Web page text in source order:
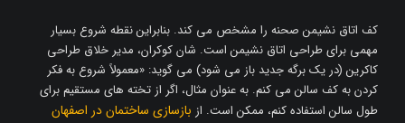
کف اتاق نشیمن صحنه را مشخص می کند. بنابراین نقطه شروع بسیار
مهمی برای طراحی اتاق نشیمن است. شان کوکران، مدیر خلاق طراحی
کاکرین (در یک برگه جدید باز می شود) می گوید: «معمولاً شروع به فکر
کردن به کف سالن می کنم. به عنوان مثال، اگر از تخته های مستقیم برای
طول سالن استفاده کنم، ممکن است. از بازسازی ساختمان در اصفهان